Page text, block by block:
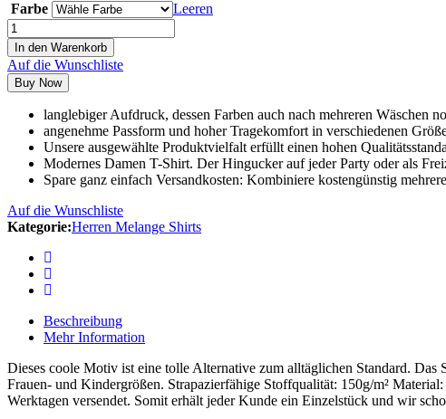
Farbe
Leeren
In den Warenkorb
Auf die Wunschliste
Buy Now
langlebiger Aufdruck, dessen Farben auch nach mehreren Wäschen
angenehme Passform und hoher Tragekomfort in verschiedenen
Unsere ausgewählte Produktvielfalt erfüllt einen hohen
Modernes Damen T-Shirt. Der Hingucker auf jeder Party oder als
Spare ganz einfach Versandkosten: Kombiniere kostengünstig
Auf die Wunschliste
Kategorie:Herren Melange Shirts
Beschreibung
Mehr Information
Dieses coole Motiv ist eine tolle Alternative zum alltäglichen Standard.
Frauen- und Kindergrößen. Strapazierfähige Stoffqualität: 150g/m²
Werktagen versendet. Somit erhält jeder Kunde ein Einzelstück und wir